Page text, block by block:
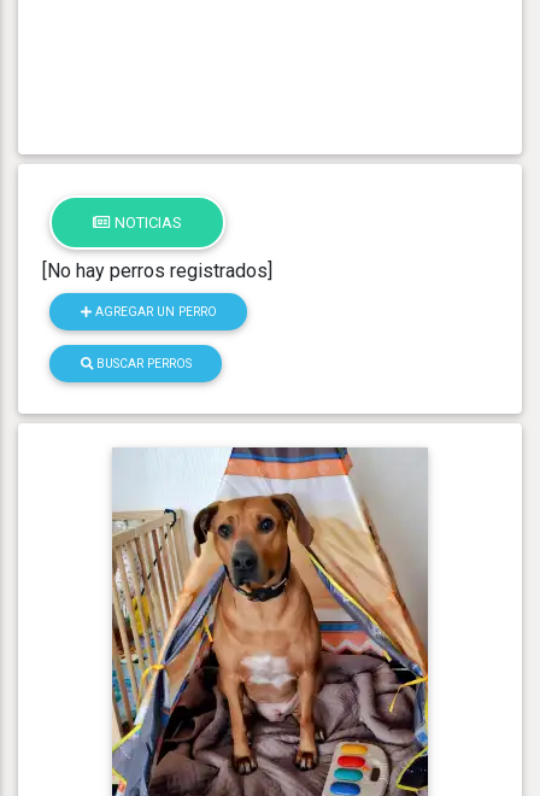
NOTICIAS
[No hay perros registrados]
AGREGAR UN PERRO
BUSCAR PERROS